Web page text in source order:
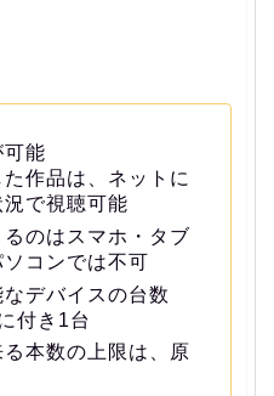
可能
作品は、ネットに
で視聴可能
のはスマホ・タブ
コンでは不可
デバイスの台数
付き1台
本数の上限は、原